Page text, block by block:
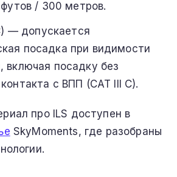
/ 300 метров.
— допускается
посадка при видимости
включая посадку без
с ВПП (CAT III C).
про ILS доступен в
SkyMoments, где разобраны